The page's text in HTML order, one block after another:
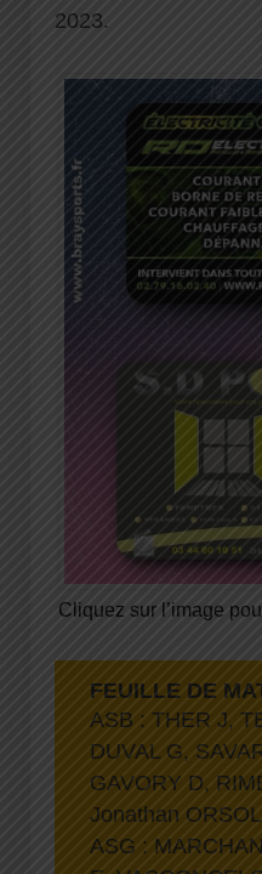
2023.
Cliquez sur l’image
FEUILLE DE
ASB : THER J,
DUVAL G,
GAVORY D,
Jonathan
ASG :